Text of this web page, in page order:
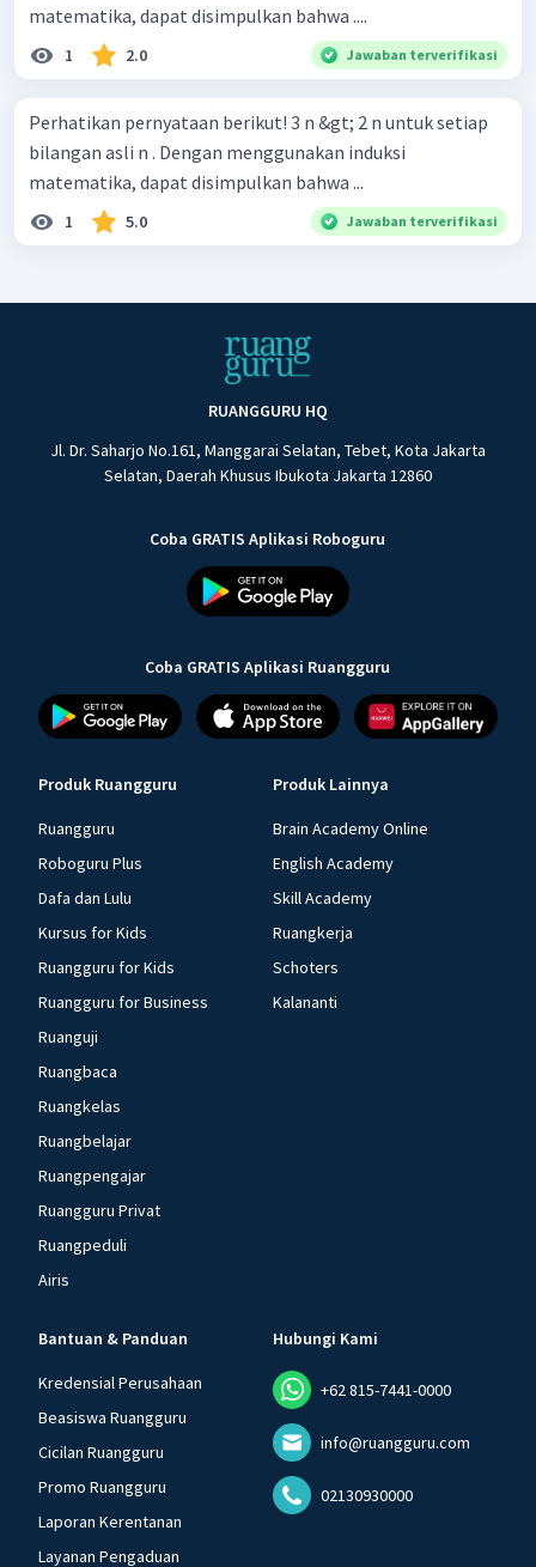
matematika, dapat disimpulkan bahwa ....
1 2.0 Jawaban terverifikasi
Perhatikan pernyataan berikut! 3 n &gt; 2 n untuk setiap
bilangan asli n . Dengan menggunakan induksi
matematika, dapat disimpulkan bahwa ...
1 5.0 Jawaban terverifikasi
RUANGGURU HQ
Jl. Dr. Saharjo No.161, Manggarai Selatan, Tebet, Kota Jakarta
Selatan, Daerah Khusus Ibukota Jakarta 12860
Coba GRATIS Aplikasi Roboguru
Coba GRATIS Aplikasi Ruangguru
Produk Ruangguru
Ruangguru
Roboguru Plus
Dafa dan Lulu
Kursus for Kids
Ruangguru for Kids
Ruangguru for Business
Ruanguji
Ruangbaca
Ruangkelas
Ruangbelajar
Ruangpengajar
Ruangguru Privat
Ruangpeduli
Airis
Produk Lainnya
Brain Academy Online
English Academy
Skill Academy
Ruangkerja
Schoters
Kalananti
Bantuan & Panduan
Kredensial Perusahaan
Beasiswa Ruangguru
Cicilan Ruangguru
Promo Ruangguru
Laporan Kerentanan
Layanan Pengaduan
Hubungi Kami
+62 815-7441-0000
info@ruangguru.com
02130930000